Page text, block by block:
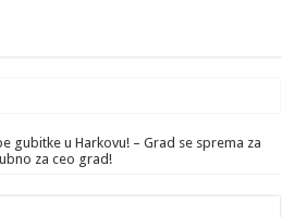
gubitke u Harkovu! – Grad se sprema za
za ceo grad!